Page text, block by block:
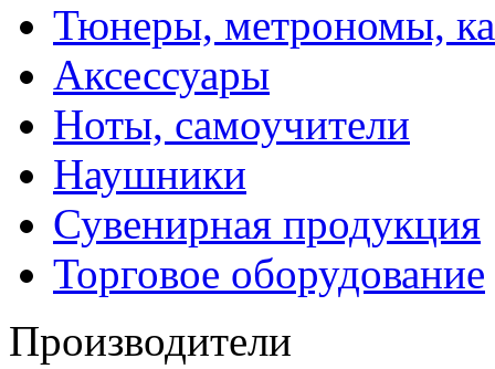
Тюнеры, метрономы,
Аксессуары
Ноты, самоучители
Наушники
Сувенирная продукция
Торговое оборудование
Производители